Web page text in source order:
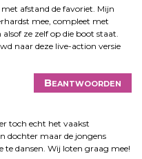
met afstand de favoriet. Mijn
mee, compleet met
ze zelf op die boot staat.
naar deze live-action versie
Beantwoorden
toch echt het vaakst
dochter maar de jongens
te dansen. Wij loten graag mee!